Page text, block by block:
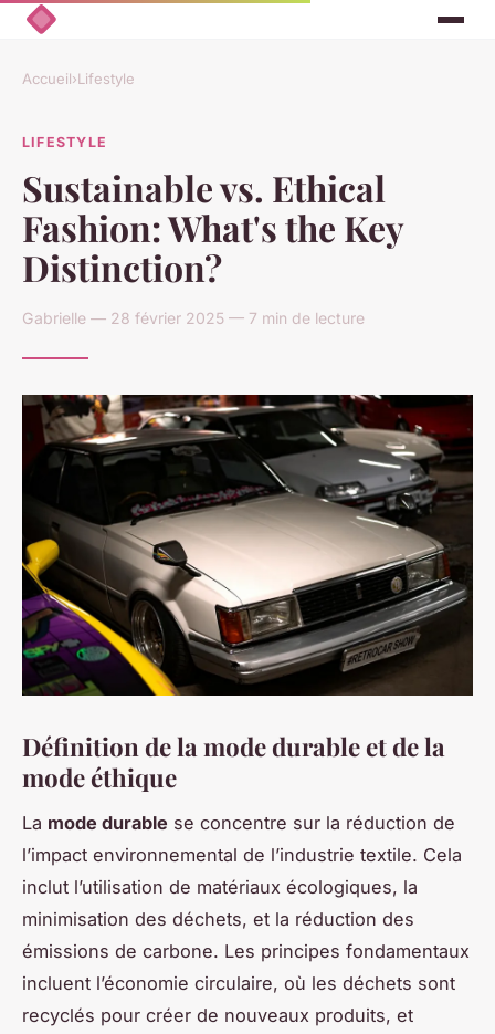
Accueil›Lifestyle
LIFESTYLE
Sustainable vs. Ethical
Fashion: What's the Key
Distinction?
Gabrielle — 28 février 2025 — 7 min de lecture
Définition de la mode durable et de la
mode éthique
La mode durable se concentre sur la réduction de
l’impact environnemental de l’industrie textile. Cela
inclut l’utilisation de matériaux écologiques, la
minimisation des déchets, et la réduction des
émissions de carbone. Les principes fondamentaux
incluent l’économie circulaire, où les déchets sont
recyclés pour créer de nouveaux produits, et